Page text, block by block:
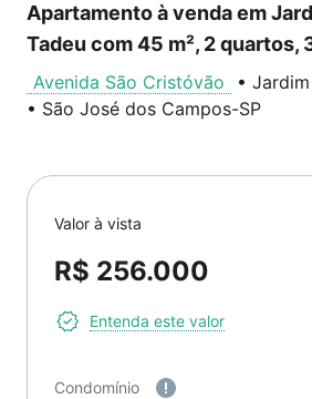
Apartamento à venda em
Tadeu com 45 m², 2 quartos,
Avenida São Cristóvão •
• São José dos Campos-SP
Valor à vista
R$ 256.000
Entenda este valor
Condomínio